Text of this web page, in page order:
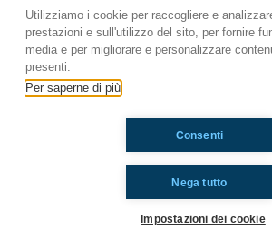
molto altro! Ascoltate qui.
https://
Utilizziamo i cookie per raccogliere e
prestazioni e sull'utilizzo del sito, per fornire
media e per migliorare e personalizzare
presenti.
Per saperne di più
Nega tutto
Consenti
Impostazioni dei cookie